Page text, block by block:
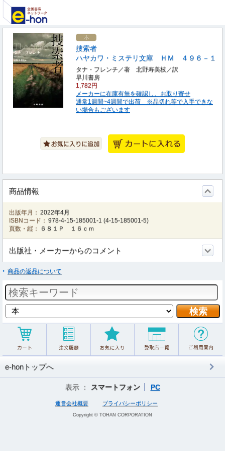
捜索者
ハヤカワ・ミステリ文庫 ＨＭ ４９６－１
タナ・フレンチ／著 北野寿美枝／訳
早川書房
1,782円
メーカーに在庫有無を確認し、お取り寄せ
通常1週間~4週間で出荷 ※品切れ等で入手できな
い場合もございます
商品情報
出版年月： 2022年4月
ISBNコード： 978-4-15-185001-1 (4-15-185001-5)
頁数・縦：
６８１Ｐ １６ｃｍ
出版社・メーカーからのコメント
商品の返品について
e-honトップへ
表示 ： スマートフォン PC
運営会社概要 プライバシーポリシー
Copyright © TOHAN CORPORATION